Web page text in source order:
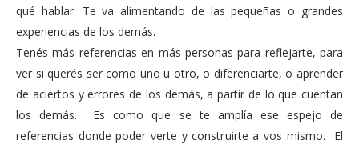
qué hablar. Te va alimentando de las pequeñas o grandes
experiencias de los demás.
Tenés más referencias en más personas para reflejarte, para
ver si querés ser como uno u otro, o diferenciarte, o aprender
de aciertos y errores de los demás, a partir de lo que cuentan
los demás. Es como que se te amplía ese espejo de
referencias donde poder verte y construirte a vos mismo. El